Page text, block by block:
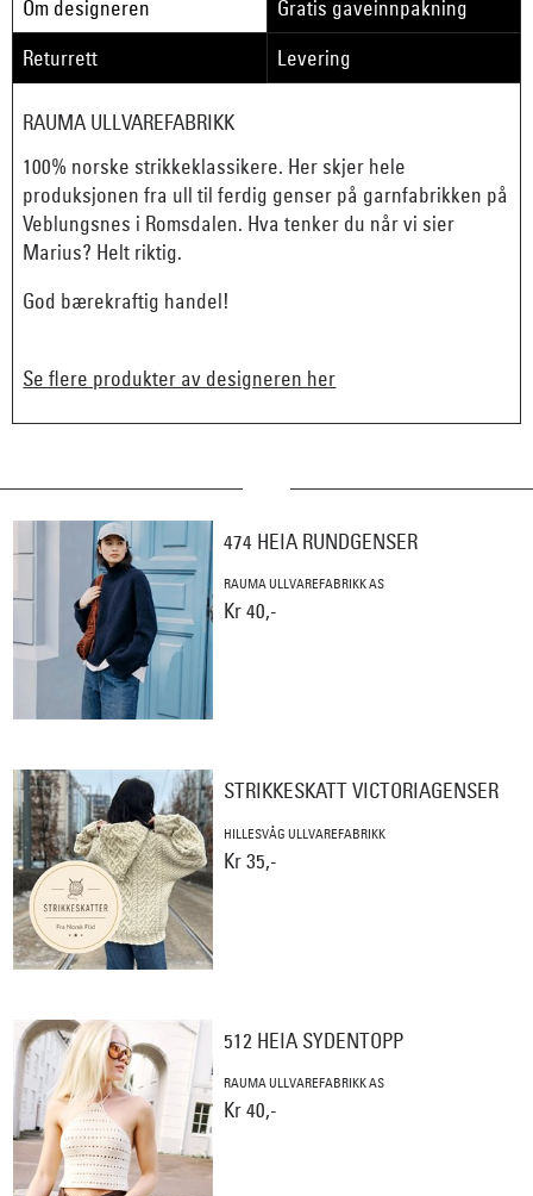
Om designeren
Gratis gaveinnpakning
Returrett
Levering
RAUMA ULLVAREFABRIKK
100% norske strikkeklassikere. Her skjer hele
produksjonen fra ull til ferdig genser på garnfabrikken på
Veblungsnes i Romsdalen. Hva tenker du når vi sier
Marius? Helt riktig.
God bærekraftig handel!
Se flere produkter av designeren her
474 HEIA RUNDGENSER
RAUMA ULLVAREFABRIKK AS
Kr 40,-
STRIKKESKATT VICTORIAGENSER
HILLESVÅG ULLVAREFABRIKK
Kr 35,-
512 HEIA SYDENTOPP
RAUMA ULLVAREFABRIKK AS
Kr 40,-